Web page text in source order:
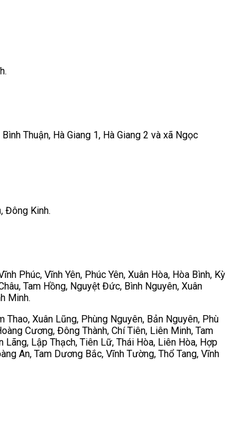
Thuận, Hà Giang 1, Hà Giang 2 và xã Ngọc
Đông Kinh.
Phúc, Vĩnh Yên, Phúc Yên, Xuân Hòa, Hòa Bình, Kỳ
Tam Hồng, Nguyệt Đức, Bình Nguyên, Xuân
Minh.
Xuân Lũng, Phùng Nguyên, Bản Nguyên, Phù
Cương, Đông Thành, Chí Tiên, Liên Minh, Tam
Lãng, Lập Thạch, Tiên Lữ, Thái Hòa, Liên Hòa, Hợp
An, Tam Dương Bắc, Vĩnh Tường, Thổ Tang, Vĩnh